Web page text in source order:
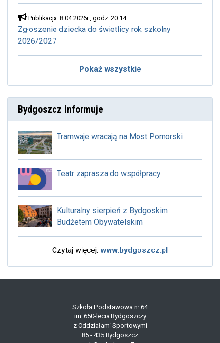
Publikacja: 8.04.2026r., godz. 20:14
Zgłoszenie dziecka do świetlicy rok szkolny
2026/2027
Pokaż wszystkie
Bydgoszcz informuje
Tramwaje wracają na Most Pomorski
Teatr zaprasza do współpracy
Kulturalny sierpień z Bydgoskim
Budżetem Obywatelskim
Czytaj więcej: www.bydgoszcz.pl
Szkoła Podstawowa nr 64
im. 650-lecia Bydgoszczy
z Oddziałami Sportowymi
85 - 435 Bydgoszcz